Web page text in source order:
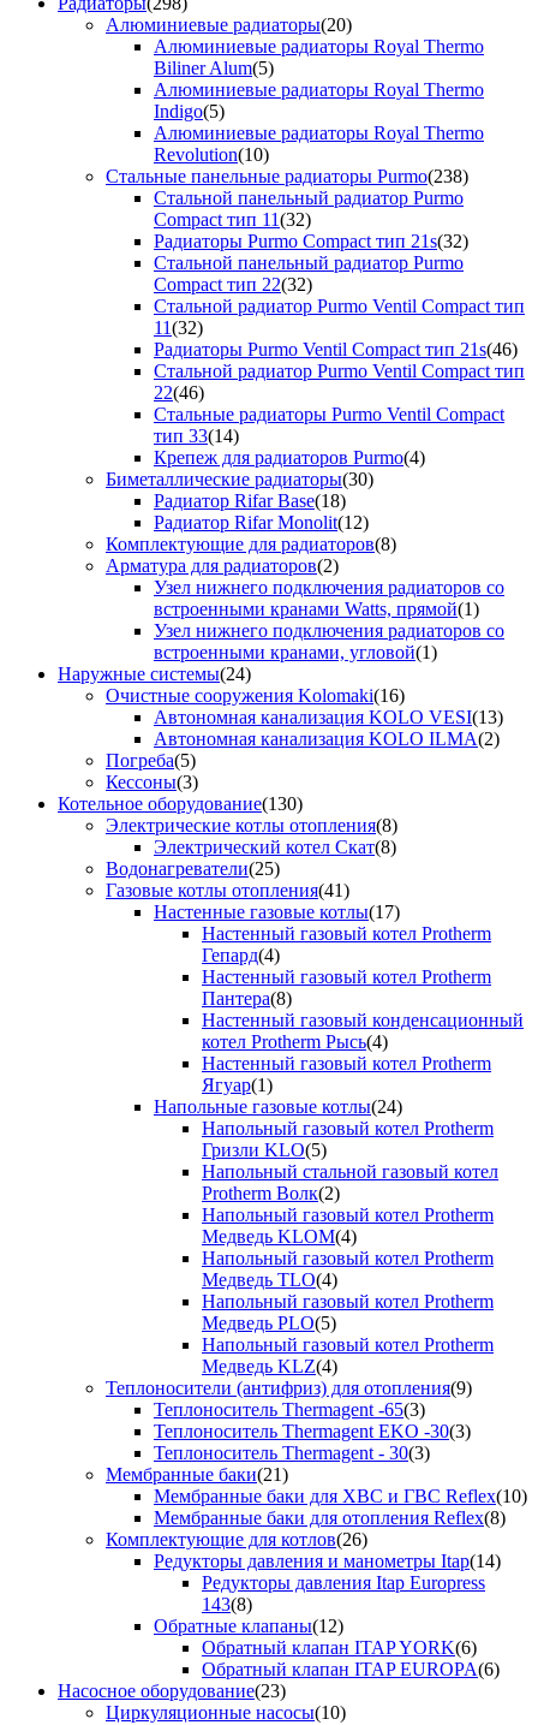
Алюминиевые радиаторы(20)
Алюминиевые радиаторы Royal Thermo
Biliner Alum(5)
Алюминиевые радиаторы Royal Thermo
Indigo(5)
Алюминиевые радиаторы Royal Thermo
Revolution(10)
Стальные панельные радиаторы Purmo(238)
Стальной панельный радиатор Purmo
Compact тип 11(32)
Радиаторы Purmo Compact тип 21s(32)
Стальной панельный радиатор Purmo
Compact тип 22(32)
Стальной радиатор Purmo Ventil Compact тип
11(32)
Радиаторы Purmo Ventil Compact тип 21s(46)
Стальной радиатор Purmo Ventil Compact тип
22(46)
Стальные радиаторы Purmo Ventil Compact
тип 33(14)
Крепеж для радиаторов Purmo(4)
Биметаллические радиаторы(30)
Радиатор Rifar Base(18)
Радиатор Rifar Monolit(12)
Комплектующие для радиаторов(8)
Арматура для радиаторов(2)
Узел нижнего подключения радиаторов со
встроенными кранами Watts, прямой(1)
Узел нижнего подключения радиаторов со
встроенными кранами, угловой(1)
Наружные системы(24)
Очистные сооружения Kolomaki(16)
Автономная канализация KOLO VESI(13)
Автономная канализация KOLO ILMA(2)
Погреба(5)
Кессоны(3)
Котельное оборудование(130)
Электрические котлы отопления(8)
Электрический котел Скат(8)
Водонагреватели(25)
Газовые котлы отопления(41)
Настенные газовые котлы(17)
Настенный газовый котел Protherm
Гепард(4)
Настенный газовый котел Protherm
Пантера(8)
Настенный газовый конденсационный
котел Protherm Рысь(4)
Настенный газовый котел Protherm
Ягуар(1)
Напольные газовые котлы(24)
Напольный газовый котел Protherm
Гризли KLO(5)
Напольный стальной газовый котел
Protherm Волк(2)
Напольный газовый котел Protherm
Медведь KLOM(4)
Напольный газовый котел Protherm
Медведь TLO(4)
Напольный газовый котел Protherm
Медведь PLO(5)
Напольный газовый котел Protherm
Медведь KLZ(4)
Теплоносители (антифриз) для отопления(9)
Теплоноситель Thermagent -65(3)
Теплоноситель Thermagent EKO -30(3)
Теплоноситель Thermagent - 30(3)
Мембранные баки(21)
Мембранные баки для ХВС и ГВС Reflex(10)
Мембранные баки для отопления Reflex(8)
Комплектующие для котлов(26)
Редукторы давления и манометры Itap(14)
Редукторы давления Itap Europress
143(8)
Обратные клапаны(12)
Обратный клапан ITAP YORK(6)
Обратный клапан ITAP EUROPA(6)
Насосное оборудование(23)
Циркуляционные насосы(10)